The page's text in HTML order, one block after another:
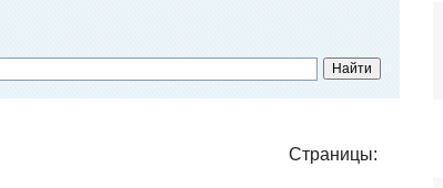
Страницы: